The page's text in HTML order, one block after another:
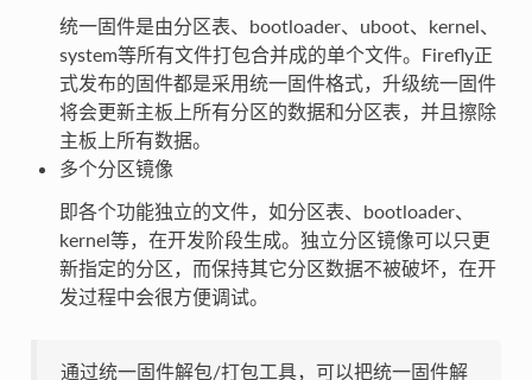
统一固件是由分区表、bootloader、uboot、kernel、
system等所有文件打包合并成的单个文件。Firefly正
式发布的固件都是采用统一固件格式，升级统一固件
将会更新主板上所有分区的数据和分区表，并且擦除
主板上所有数据。
多个分区镜像
即各个功能独立的文件，如分区表、bootloader、
kernel等，在开发阶段生成。独立分区镜像可以只更
新指定的分区，而保持其它分区数据不被破坏，在开
发过程中会很方便调试。
通过统一固件解包/打包工具，可以把统一固件解